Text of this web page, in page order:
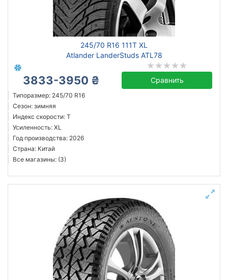
245/70 R16 111T XL
Atlander LanderStuds ATL78
3833-3950 ₴ Сравнить
Типоразмер: 245/70 R16
Сезон: зимняя
Индекс скорости: T
Усиленность: XL
Год производства: 2026
Страна: Китай
Все магазины: (3)